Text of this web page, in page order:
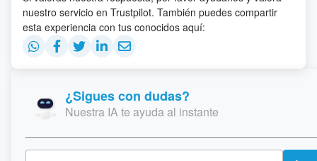
nuestro servicio en Trustpilot. También puedes compartir
esta experiencia con tus conocidos aquí:
¿Sigues con dudas?
Nuestra IA te ayuda al instante